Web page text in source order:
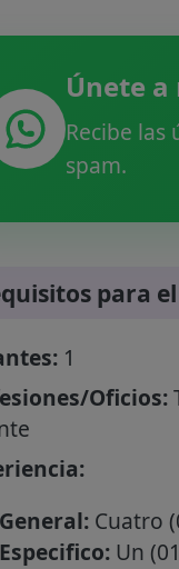
Únete
Recibe las
spam.
para
1
Oficios:
General:Cuatro
Especifico:Un